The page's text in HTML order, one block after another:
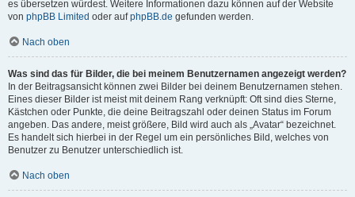
es übersetzen würdest. Weitere Informationen dazu können auf der Website
von phpBB Limited oder aufphpBB.de gefunden werden.
Nach oben
Was sind das für Bilder, die bei meinem Benutzernamen angezeigt werden?
In der Beitragsansicht können zwei Bilder bei deinem Benutzernamen stehen.
Eines dieser Bilder ist meist mit deinem Rang verknüpft: Oft sind dies Sterne,
Kästchen oder Punkte, die deine Beitragszahl oder deinen Status im Forum
angeben. Das andere, meist größere, Bild wird auch als „Avatar“ bezeichnet.
Es handelt sich hierbei in der Regel um ein persönliches Bild, welches von
Benutzer zu Benutzer unterschiedlich ist.
Nach oben